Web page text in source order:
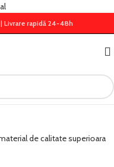
Livrare rapidă 24-48h